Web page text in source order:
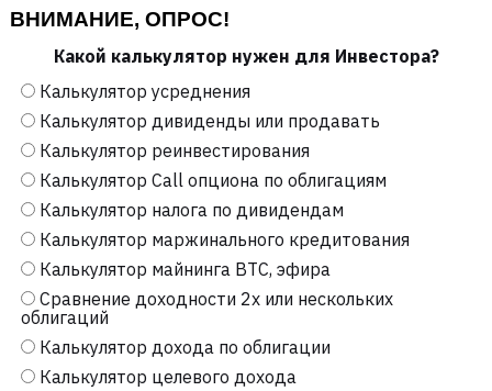
ВНИМАНИЕ, ОПРОС!
Какой калькулятор нужен для Инвестора?
Калькулятор усреднения
Калькулятор дивиденды или продавать
Калькулятор реинвестирования
Калькулятор Call опциона по облигациям
Калькулятор налога по дивидендам
Калькулятор маржинального кредитования
Калькулятор майнинга BTC, эфира
Сравнение доходности 2х или нескольких
облигаций
Калькулятор дохода по облигации
Калькулятор целевого дохода